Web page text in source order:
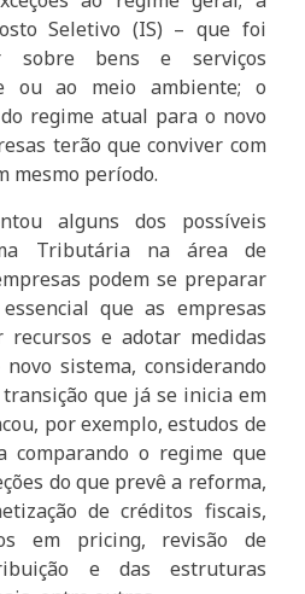
Seletivo (IS) – que foi
sobre bens e serviços
ou ao meio ambiente; o
regime atual para o novo
terão que conviver com
mesmo período.
alguns dos possíveis
Tributária na área de
podem se preparar
que as empresas
recursos e adotar medidas
sistema, considerando
que já se inicia em
por exemplo, estudos de
comparando o regime que
do que prevê a reforma,
de créditos fiscais,
em pricing, revisão de
e das estruturas